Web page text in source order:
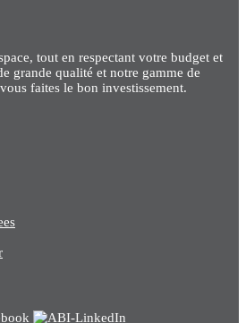
tout en respectant votre budget et
grande qualité et notre gamme de
faites le bon investissement.